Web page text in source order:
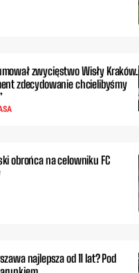
zwycięstwo Wisły Kraków.
zdecydowanie chcielibyśmy
obrońca na celowniku FC
najlepsza od 11 lat? Pod